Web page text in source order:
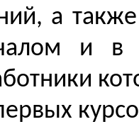
а
и в